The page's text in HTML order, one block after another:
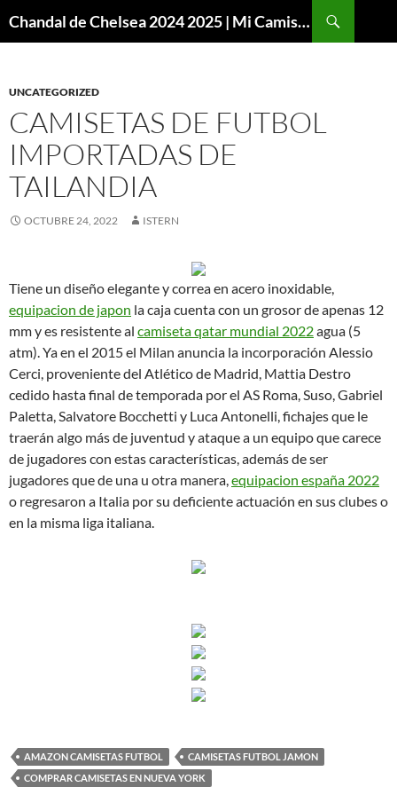
Chandal de Chelsea 2024 2025 | Mi Camiseta Futbol
UNCATEGORIZED
CAMISETAS DE FUTBOL
IMPORTADAS DE
TAILANDIA
OCTUBRE 24, 2022 ISTERN
Tiene un diseño elegante y correa en acero inoxidable,
equipacion de japon la caja cuenta con un grosor de apenas 12
mm y es resistente al camiseta qatar mundial 2022agua (5
atm). Ya en el 2015 el Milan anuncia la incorporación Alessio
Cerci, proveniente del Atlético de Madrid, Mattia Destro
cedido hasta final de temporada por el AS Roma, Suso, Gabriel
Paletta, Salvatore Bocchetti y Luca Antonelli, fichajes que le
traerán algo más de juventud y ataque a un equipo que carece
de jugadores con estas características, además de ser
jugadores que de una u otra manera,equipacion españa 2022
o regresaron a Italia por su deficiente actuación en sus clubes o
en la misma liga italiana.
AMAZON CAMISETAS FUTBOL
CAMISETAS FUTBOL JAMON
COMPRAR CAMISETAS EN NUEVA YORK